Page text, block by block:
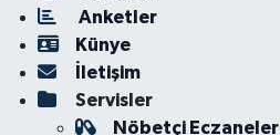
Anketler
Künye
İletişim
Servisler
Nöbetçi Eczaneler